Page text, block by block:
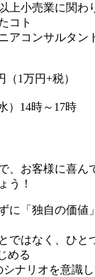
上小売業に関わ
コト
アコンサルタン
1万円+税）
）14時～17時
、お客様に喜ん
う！
に「独自の価値
ではなく、ひと
める
シナリオを意識